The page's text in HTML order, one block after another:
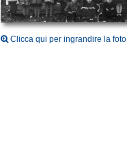
Clicca qui per ingrandire la foto